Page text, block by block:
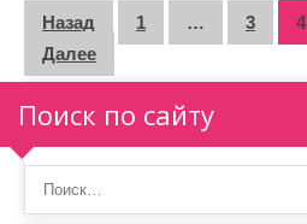
П
а
г
и
н
Назад 1 … 3 4
Далее
Поиск по сайту